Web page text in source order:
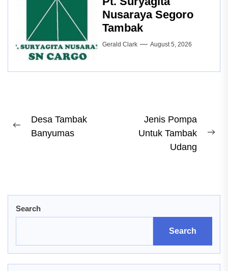
Nusaraya Segoro
Tambak
Gerald Clark August 5, 2026
Post
navigation
Previous
Desa Tambak
Banyumas
Jenis Pompa
Untuk Tambak
Udang
Search
Search